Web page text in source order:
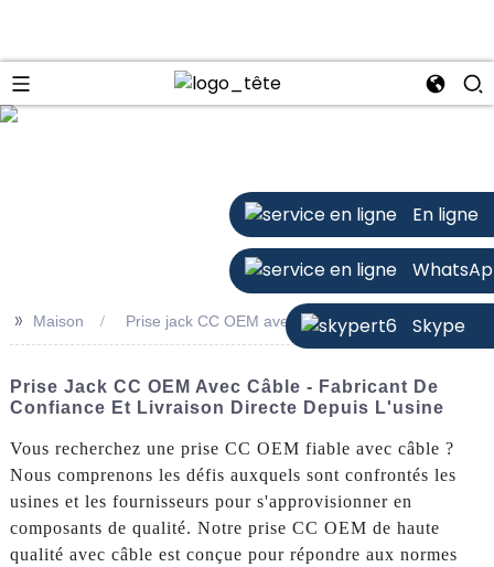
En ligne
Skype
>> Maison Prise jack CC OEM avec câble
Prise Jack CC OEM Avec Câble - Fabricant De
Confiance Et Livraison Directe Depuis L'usine
Vous recherchez une prise CC OEM fiable avec câble ?
Nous comprenons les défis auxquels sont confrontés les
usines et les fournisseurs pour s'approvisionner en
composants de qualité. Notre prise CC OEM de haute
qualité avec câble est conçue pour répondre aux normes